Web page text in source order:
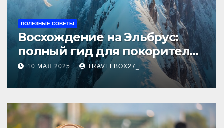
ПОЛЕЗНЫЕ СОВЕТЫ
Восхождение на Эльбрус:
полный гид для покорителя
высочайшей вершины
Европы
10 МАЯ 2025 TRAVELBOX27_